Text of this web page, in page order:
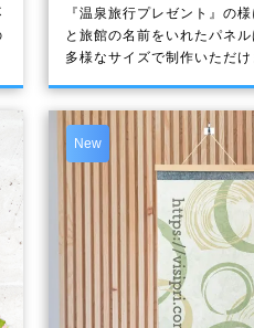
『温泉旅行プレゼント』の
と旅館の名前をいれたパネル
多様なサイズで制作いただけ
New